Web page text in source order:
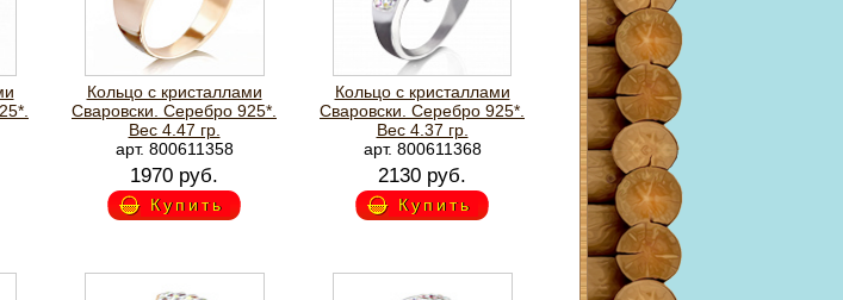
Кольцо с кристаллами
Сваровски. Серебро 925*.
Вес 4.47 гр.
арт. 800611358
1970 руб.
Купить
Кольцо с кристаллами
Сваровски. Серебро 925*.
Вес 4.37 гр.
арт. 800611368
2130 руб.
Купить